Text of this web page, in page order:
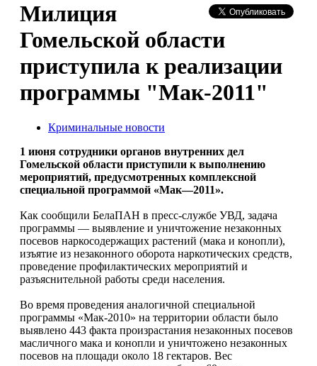
Милиция
Гомельской области
приступила к реализации
программы "Мак-2011"
Криминальные новости
1 июня сотрудники органов внутренних дел
Гомельской области приступили к выполнению
мероприятий, предусмотренных комплексной
специальной программой «Мак—2011».
Как сообщили БелаПАН в пресс-службе УВД, задача
программы — выявление и уничтожение незаконных
посевов наркосодержащих растений (мака и конопли),
изъятие из незаконного оборота наркотических средств,
проведение профилактических мероприятий и
разъяснительной работы среди населения.
Во время проведения аналогичной специальной
программы «Мак-2010» на территории области было
выявлено 443 факта произрастания незаконных посевов
масличного мака и конопли и уничтожено незаконных
посевов на площади около 18 гектаров. Вес